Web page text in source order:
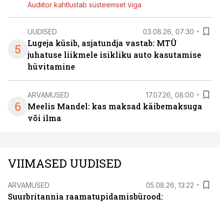
Audiitor kahtlustab süsteemset viga
5
UUDISED 03.08.26, 07:30
Lugeja küsib, asjatundja vastab: MTÜ
juhatuse liikmele isikliku auto kasutamise
hüvitamine
6
ARVAMUSED 17.07.26, 08:00
Meelis Mandel: kas maksad käibemaksuga
või ilma
VIIMASED UUDISED
ARVAMUSED 05.08.26, 13:22
Suurbritannia raamatupidamisbürood: